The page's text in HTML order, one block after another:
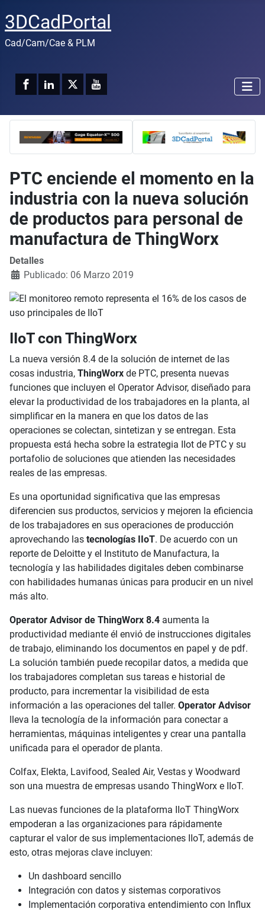
3DCadPortal
Cad/Cam/Cae & PLM
PTC enciende el momento en la
industria con la nueva solución
de productos para personal de
manufactura de ThingWorx
Detalles
Publicado: 06 Marzo 2019
IIoT con ThingWorx
La nueva versión 8.4 de la solución de internet de las
cosas industria, ThingWorx de PTC, presenta nuevas
funciones que incluyen el Operator Advisor, diseñado para
elevar la productividad de los trabajadores en la planta, al
simplificar en la manera en que los datos de las
operaciones se colectan, sintetizan y se entregan. Esta
propuesta está hecha sobre la estrategia IIot de PTC y su
portafolio de soluciones que atienden las necesidades
reales de las empresas.
Es una oportunidad significativa que las empresas
diferencien sus productos, servicios y mejoren la eficiencia
de los trabajadores en sus operaciones de producción
aprovechando las tecnologías IIoT. De acuerdo con un
reporte de Deloitte y el Instituto de Manufactura, la
tecnología y las habilidades digitales deben combinarse
con habilidades humanas únicas para producir en un nivel
más alto.
Operator Advisor de ThingWorx 8.4 aumenta la
productividad mediante él envió de instrucciones digitales
de trabajo, eliminando los documentos en papel y de pdf.
La solución también puede recopilar datos, a medida que
los trabajadores completan sus tareas e historial de
producto, para incrementar la visibilidad de esta
información a las operaciones del taller. Operator Advisor
lleva la tecnología de la información para conectar a
herramientas, máquinas inteligentes y crear una pantalla
unificada para el operador de planta.
Colfax, Elekta, Lavifood, Sealed Air, Vestas y Woodward
son una muestra de empresas usando ThingWorx e IIoT.
Las nuevas funciones de la plataforma IIoT ThingWorx
empoderan a las organizaciones para rápidamente
capturar el valor de sus implementaciones IIoT, además de
esto, otras mejoras clave incluyen:
Un dashboard sencillo
Integración con datos y sistemas corporativos
Implementación corporativa entendimiento con Influx